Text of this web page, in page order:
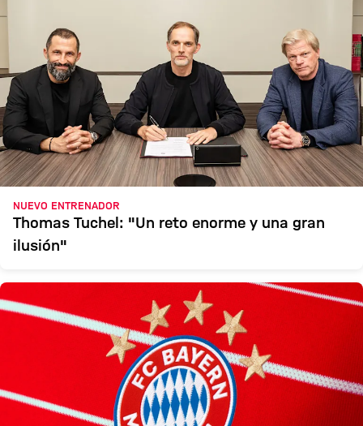
NUEVO ENTRENADOR
Thomas Tuchel: "Un reto enorme y una gran
ilusión"